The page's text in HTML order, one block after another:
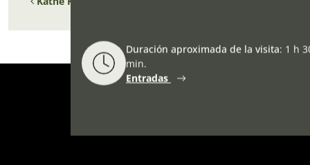
Duración aproximada de la visita: 1 h
min.
Entradas